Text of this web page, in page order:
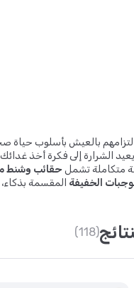
يعيد الشرارة إلى فكرة أخذ
متكاملة تشمل حقائب وشنط
الخفيفة المقسمة
(118)